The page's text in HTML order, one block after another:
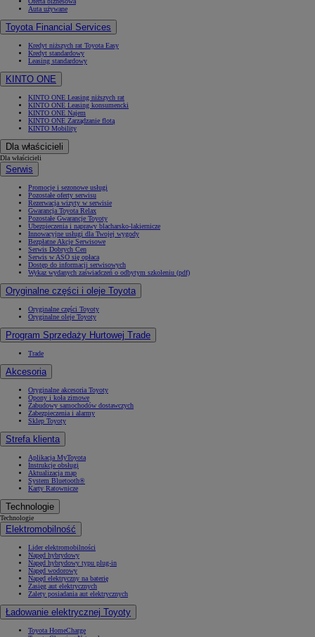
Auta używane
Toyota Financial Services
Kredyt niższych rat Toyota Easy
Kredyt standardowy
Leasing standardowy
KINTO ONE
KINTO ONE Leasing niższych rat
KINTO ONE Leasing konsumencki
KINTO ONE Najem
KINTO ONE Zarządzanie flotą
KINTO Mobility
Dla właścicieli
Dla właścicieli
Serwis
Promocje i sezonowe usługi
Pozostałe oferty serwisu
Rezerwacja wizyty w serwisie
Gwarancja Toyota Relax
Pozostałe Gwarancje Toyoty
Ubezpieczenia i naprawy blacharsko-lakiernicze
Innowacyjne usługi dla Twojej wygody
Bezpłatne Akcje Serwisowe
Serwis Dobrych Cen
Serwis w ASO się opłaca
Dostęp do informacji serwisowych
Wykaz wydanych zaświadczeń o odbytym szkoleniu (pdf)
Oryginalne części i oleje Toyota
Oryginalne części Toyoty
Oryginalne oleje Toyoty
Program Sprzedaży Hurtowej Trade
Trade
Akcesoria
Oryginalne akcesoria Toyoty
Opony i koła zimowe
Zabudowy samochodów dostawczych
Zabezpieczenia i alarmy
Sklep Toyoty
Strefa klienta
Aplikacja MyToyota
Instrukcje obsługi
Aktualizacja map
System Bluetooth®
Karty Ratownicze
Technologie
Technologie
Elektromobilność
Lider elektromobilności
Napęd hybrydowy
Napęd hybrydowy typu plug-in
Napęd wodorowy
Napęd elektryczny na baterię
Zasięg aut elektrycznych
Zalety posiadania aut elektrycznych
Ładowanie elektrycznej Toyoty
Toyota HomeCharge